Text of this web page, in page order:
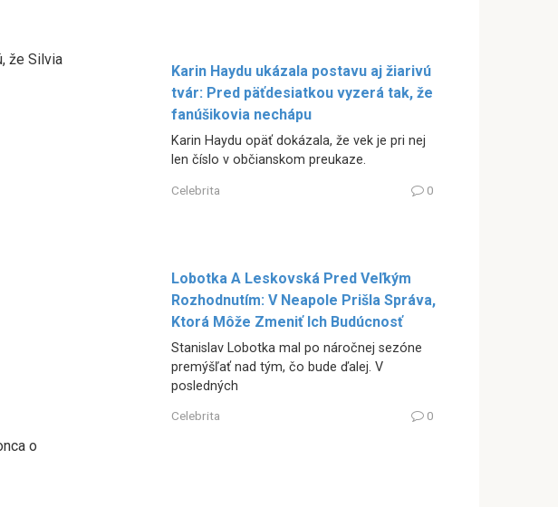
že Silvia
o
Karin Haydu ukázala postavu aj žiarivú
tvár: Pred päťdesiatkou vyzerá tak, že
fanúšikovia nechápu
Karin Haydu opäť dokázala, že vek je pri nej
len číslo v občianskom preukaze.
Celebrita 0
Lobotka A Leskovská Pred Veľkým
Rozhodnutím: V Neapole Prišla Správa,
Ktorá Môže Zmeniť Ich Budúcnosť
Stanislav Lobotka mal po náročnej sezóne
premýšľať nad tým, čo bude ďalej. V
posledných
Celebrita 0